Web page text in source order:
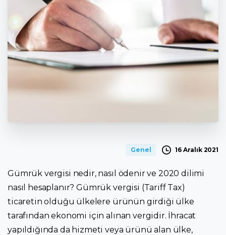
Genel 16 Aralık 2021
Gümrük vergisi nedir, nasıl ödenir ve 2020 dilimi
nasıl hesaplanır? Gümrük vergisi (Tariff Tax)
ticaretin olduğu ülkelere ürünün girdiği ülke
tarafından ekonomi için alınan vergidir. İhracat
yapıldığında da hizmeti veya ürünü alan ülke,